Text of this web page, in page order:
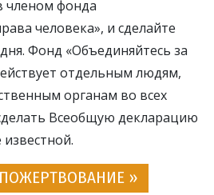
членом фонда
человека», и сделайте
Фонд «Объединяйтесь за
отдельным людям,
органам во всех
Всеобщую декларацию
»